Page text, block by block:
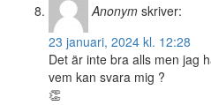
Anonym skriver:
23 januari, 2024 kl. 12:28
Det är inte bra alls men jag
vem kan svara mig ?
👏